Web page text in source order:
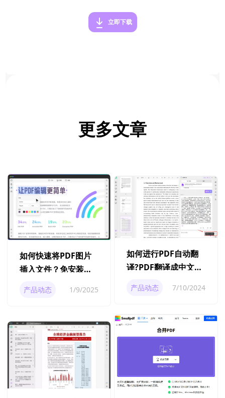
立即下载
更多文章
如何快速将PDF图片
插入文件？免安装
决方案
产品动态 1/9/2025
如何进行PDF自动翻
译?PDF翻译成中文教
产品动态 7/10/2024